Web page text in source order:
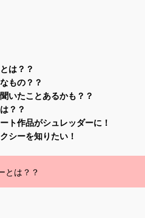
は？？
もの？？
いたことあるかも？？
？？
ト作品がシュレッダーに！
シーを知りたい！
とは？？